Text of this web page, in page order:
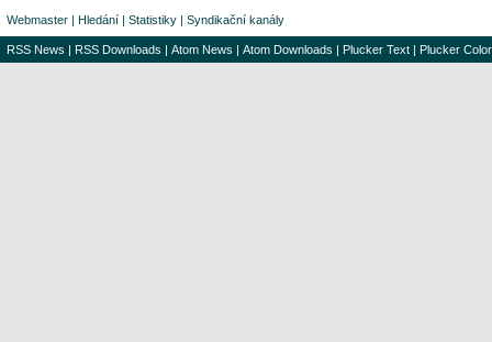
Webmaster | Hledání | Statistiky | Syndikační kanály
RSS News | RSS Downloads | Atom News | Atom Downloads | Plucker Text | Plucker Color